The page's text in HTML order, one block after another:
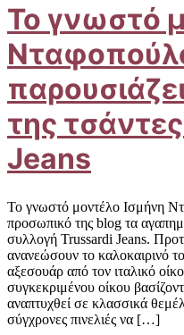
Το γνωστό
της
Jeans
To γνωστό μοντέλο Ισμήνη
προσωπικό της blog τα
συλλογή Trussardi Jeans.
ανανεώσουν το καλοκαιρινό
αξεσουάρ από τον ιταλικό
συγκεκριμένου οίκου
αναπτυχθεί σε κλασσικά
σύγχρονες πινελιές να […]